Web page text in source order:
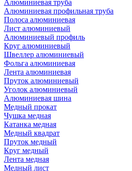
Алюминиевая труба
Алюминиевая профильная труба
Полоса алюминиевая
Лист алюминиевый
Алюминиевый профиль
Круг алюминиевый
Швеллер алюминиевый
Фольга алюминиевая
Лента алюминиевая
Пруток алюминиевый
Уголок алюминиевый
Алюминиевая шина
Медный прокат
Чушка медная
Катанка медная
Медный квадрат
Пруток медный
Круг медный
Лента медная
Медный лист